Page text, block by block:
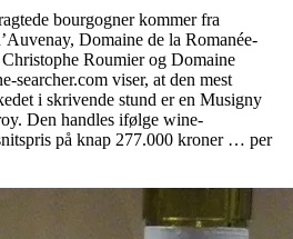
bourgogner kommer fra
Domaine de la Romanée-
Roumier og Domaine
searcher.com viser, at den mest
i skrivende stund er en Musigny
Den handles ifølge wine-
på knap 277.000 kroner … per